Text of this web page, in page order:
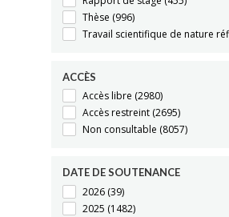
Thèse (996)
Travail scientifique de nature
ACCÈS
Accès libre (2980)
Accès restreint (2695)
Non consultable (8057)
DATE DE SOUTENANCE
2026 (39)
2025 (1482)